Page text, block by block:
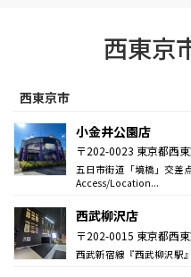
西東京
西東京市
小金井公園店
〒202-0023 東京都西
五日市街道「境橋」交
Access/Location...
西武柳沢店
〒202-0015 東京都西
西武新宿線『西武柳沢駅